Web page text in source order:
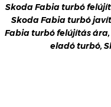
Skoda Fabia turbó
Skoda Fabia turbó
Fabia turbó felújítás
eladó turbó,